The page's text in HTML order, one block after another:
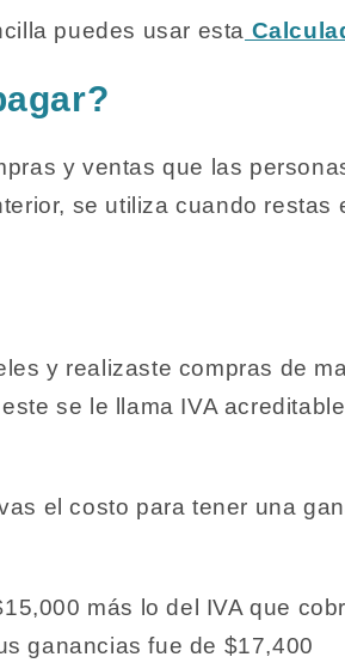
puedes usar esta
y ventas que las
se utiliza cuando restas
y realizaste compras de
se le llama IVA
el costo para tener una
más lo del IVA que
ganancias fue de $17,400